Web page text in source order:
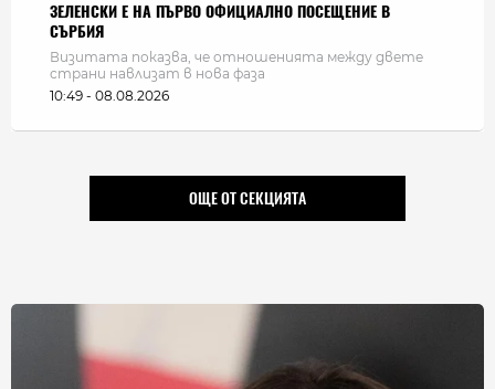
ЗЕЛЕНСКИ Е НА ПЪРВО ОФИЦИАЛНО ПОСЕЩЕНИЕ В
СЪРБИЯ
Визитата показва, че отношенията между двете
страни навлизат в нова фаза
10:49 - 08.08.2026
ОЩЕ ОТ СЕКЦИЯТА